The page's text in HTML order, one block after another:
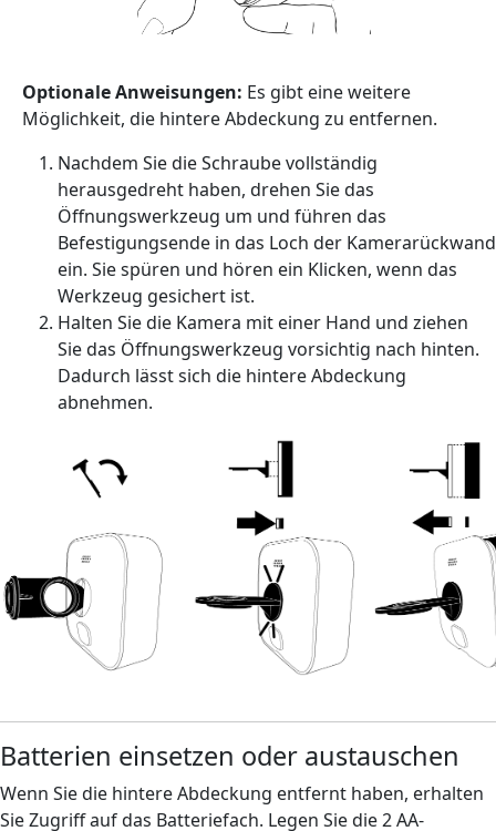
Optionale Anweisungen: Es gibt eine weitere
Möglichkeit, die hintere Abdeckung zu entfernen.
Nachdem Sie die Schraube vollständig
herausgedreht haben, drehen Sie das
Öffnungswerkzeug um und führen das
Befestigungsende in das Loch der Kamerarückwand
ein. Sie spüren und hören ein Klicken, wenn das
Werkzeug gesichert ist.
Halten Sie die Kamera mit einer Hand und ziehen
Sie das Öffnungswerkzeug vorsichtig nach hinten.
Dadurch lässt sich die hintere Abdeckung
abnehmen.
Batterien einsetzen oder austauschen
Wenn Sie die hintere Abdeckung entfernt haben, erhalten
Sie Zugriff auf das Batteriefach. Legen Sie die 2 AA-